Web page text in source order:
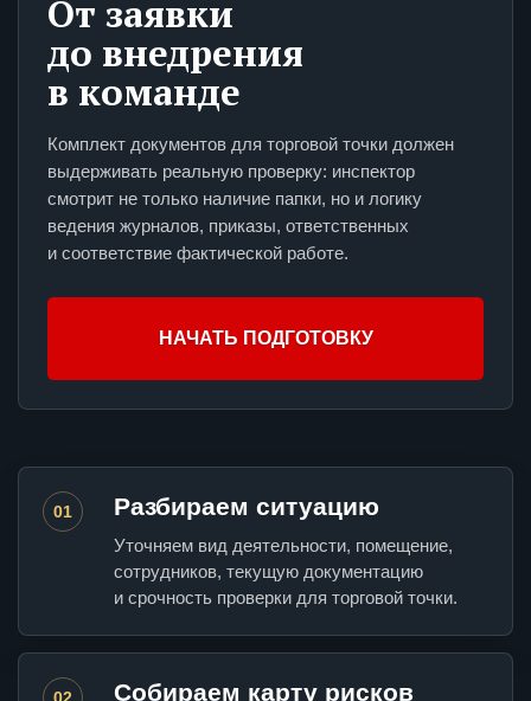
От заявки
до внедрения
в команде
Комплект документов для торговой точки должен
выдерживать реальную проверку: инспектор
смотрит не только наличие папки, но и логику
ведения журналов, приказы, ответственных
и соответствие фактической работе.
НАЧАТЬ ПОДГОТОВКУ
01 Разбираем ситуацию
Уточняем вид деятельности, помещение,
сотрудников, текущую документацию
и срочность проверки для торговой точки.
02 Собираем карту рисков